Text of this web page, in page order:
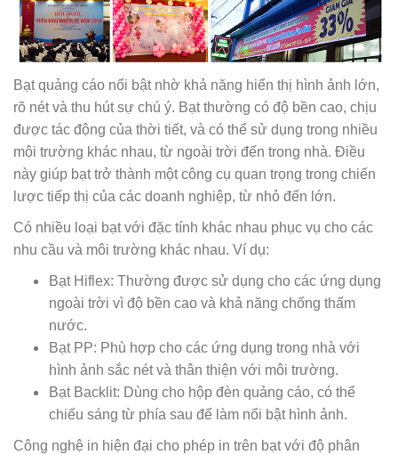
Bạt quảng cáo nổi bật nhờ khả năng hiển thị hình ảnh lớn,
rõ nét và thu hút sự chú ý. Bạt thường có độ bền cao, chịu
được tác động của thời tiết, và có thể sử dụng trong nhiều
môi trường khác nhau, từ ngoài trời đến trong nhà. Điều
này giúp bạt trở thành một công cụ quan trọng trong chiến
lược tiếp thị của các doanh nghiệp, từ nhỏ đến lớn.
Có nhiều loại bạt với đặc tính khác nhau phục vụ cho các
nhu cầu và môi trường khác nhau. Ví dụ:
Bạt Hiflex: Thường được sử dụng cho các ứng dụng
ngoài trời vì độ bền cao và khả năng chống thấm
nước.
Bạt PP: Phù hợp cho các ứng dụng trong nhà với
hình ảnh sắc nét và thân thiện với môi trường.
Bạt Backlit: Dùng cho hộp đèn quảng cáo, có thể
chiếu sáng từ phía sau để làm nổi bật hình ảnh.
Công nghệ in hiện đại cho phép in trên bạt với độ phân